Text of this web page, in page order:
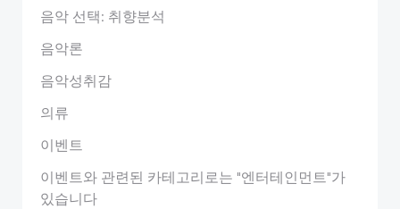
음악 선택: 취향분석
음악론
음악성취감
의류
이벤트
이벤트와 관련된 카테고리로는 "엔터테인먼트"가
있습니다